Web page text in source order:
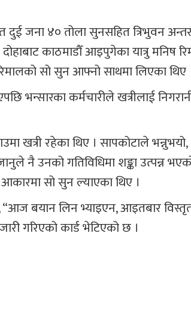
जना ४० तोला सुनसहित त्रिभुवन
काठमाडौँ आइपुगेका यात्रु मनिष
सो सुन आफ्नो साथमा लिएका थिए
भन्सारका कर्मचारीले खत्रीलाई
खत्री रहेका थिए । सापकोटाले भन्नुभयो,
नै उनको गतिविधिमा शङ्का उत्पन्न
सो सुन ल्याएका थिए ।
“आज बयान लिन भ्याइएन, आइतबार
गरिएको कार्ड भेटिएको छ ।